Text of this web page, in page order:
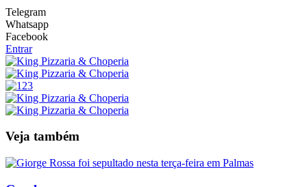
Telegram
Whatsapp
Facebook
Entrar
Veja também